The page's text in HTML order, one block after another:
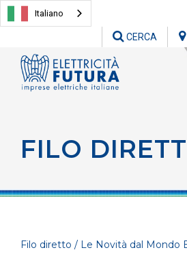
Italiano
CERCA
FILO
Filo diretto / Le Novità dal Mondo